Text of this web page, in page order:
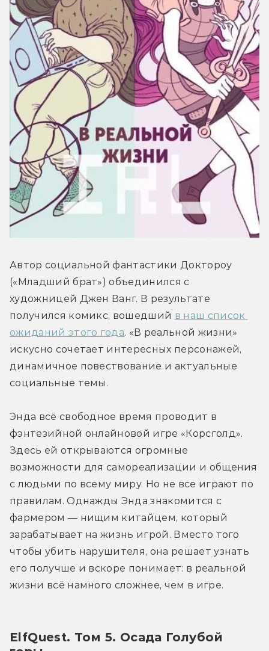
Автор социальной фантастики Доктороу
(«Младший брат») объединился с
художницей Джен Ванг. В результате
получился комикс, вошедший в наш список
ожиданий этого года. «В реальной жизни»
искусно сочетает интересных персонажей,
динамичное повествование и актуальные
социальные темы.
Энда всё свободное время проводит в
фэнтезийной онлайновой игре «Корсголд».
Здесь ей открываются огромные
возможности для самореализации и общения
с людьми по всему миру. Но не все играют по
правилам. Однажды Энда знакомится с
фармером — нищим китайцем, который
зарабатывает на жизнь игрой. Вместо того
чтобы убить нарушителя, она решает узнать
его получше и вскоре понимает: в реальной
жизни всё намного сложнее, чем в игре.
ElfQuest. Том 5. Осада Голубой